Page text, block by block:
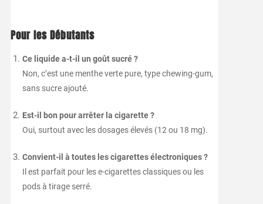
Pour les Débutants
Ce liquidea-t-il un goûtsucré ?
Non, c’est une mentheverte pure, typechewing-gum,
sans sucreajouté.
Est-il bon pourarrêter la cigarette ?
Oui, surtout avec lesdosagesélevés (12ou 18 mg).
Convient-il à toutes lescigarettesélectroniques ?
Il est parfait pour lese-cigarettesclassiquesou les
podsà tirage serré.